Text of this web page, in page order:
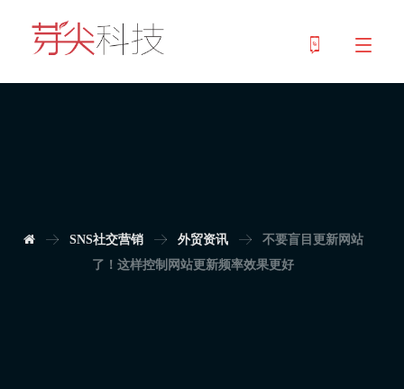
SNS社交营销 外贸资讯
不要盲目更新网站
了！这样控制网站更新频率效果更好